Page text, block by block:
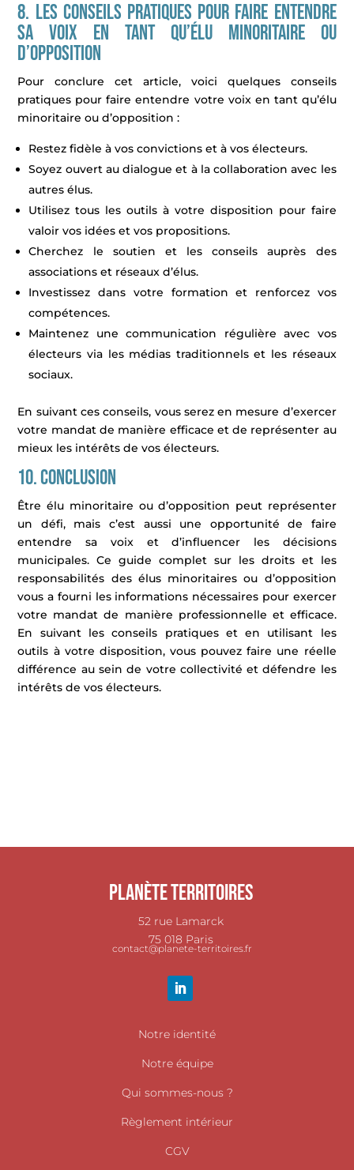
8. Les conseils pratiques pour faire entendre
sa voix en tant qu’élu minoritaire ou
d’opposition
Pour conclure cet article, voici quelques conseils
pratiques pour faire entendre votre voix en tant qu’élu
minoritaire ou d’opposition :
Restez fidèle à vos convictions et à vos électeurs.
Soyez ouvert au dialogue et à la collaboration avec les
autres élus.
Utilisez tous les outils à votre disposition pour faire
valoir vos idées et vos propositions.
Cherchez le soutien et les conseils auprès des
associations et réseaux d’élus.
Investissez dans votre formation et renforcez vos
compétences.
Maintenez une communication régulière avec vos
électeurs via les médias traditionnels et les réseaux
sociaux.
En suivant ces conseils, vous serez en mesure d’exercer
votre mandat de manière efficace et de représenter au
mieux les intérêts de vos électeurs.
10. Conclusion
Être élu minoritaire ou d’opposition peut représenter
un défi, mais c’est aussi une opportunité de faire
entendre sa voix et d’influencer les décisions
municipales. Ce guide complet sur les droits et les
responsabilités des élus minoritaires ou d’opposition
vous a fourni les informations nécessaires pour exercer
votre mandat de manière professionnelle et efficace.
En suivant les conseils pratiques et en utilisant les
outils à votre disposition, vous pouvez faire une réelle
différence au sein de votre collectivité et défendre les
intérêts de vos électeurs.
Planète Territoires
52 rue Lamarck
75 018 Paris
contact@planete-territoires.fr
Notre identité
Notre équipe
Qui sommes-nous ?
Règlement intérieur
CGV